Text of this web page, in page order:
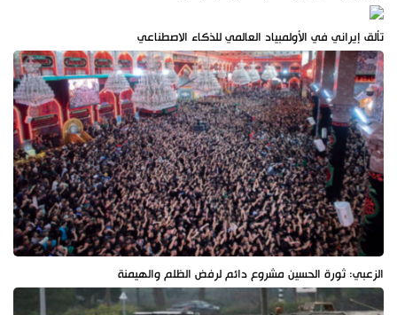
تألق إيراني في الأولمبياد العالمي للذكاء الاصطناعي
الزعبي: ثورة الحسين مشروع دائم لرفض الظلم والهيمنة